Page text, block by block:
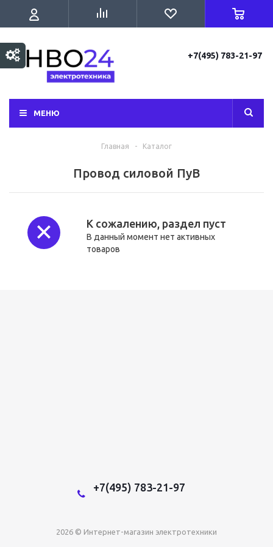
+7(495) 783-21-97
МЕНЮ
Главная - Каталог
Провод силовой ПуВ
К сожалению, раздел пуст
В данный момент нет активных
товаров
+7(495) 783-21-97
2026 © Интернет-магазин электротехники